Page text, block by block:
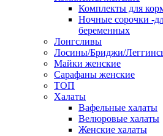
Комплекты для
Ночные сорочки -
беременных
Лонгсливы
Лосины/Бриджи/
Майки женские
Сарафаны женские
ТОП
Халаты
Вафельные халаты
Велюровые халаты
Женские халаты